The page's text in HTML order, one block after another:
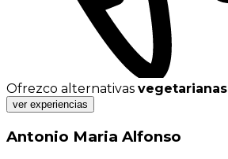
Ofrezco alternativas vegetarianas
ver experiencias
Antonio Maria Alfonso